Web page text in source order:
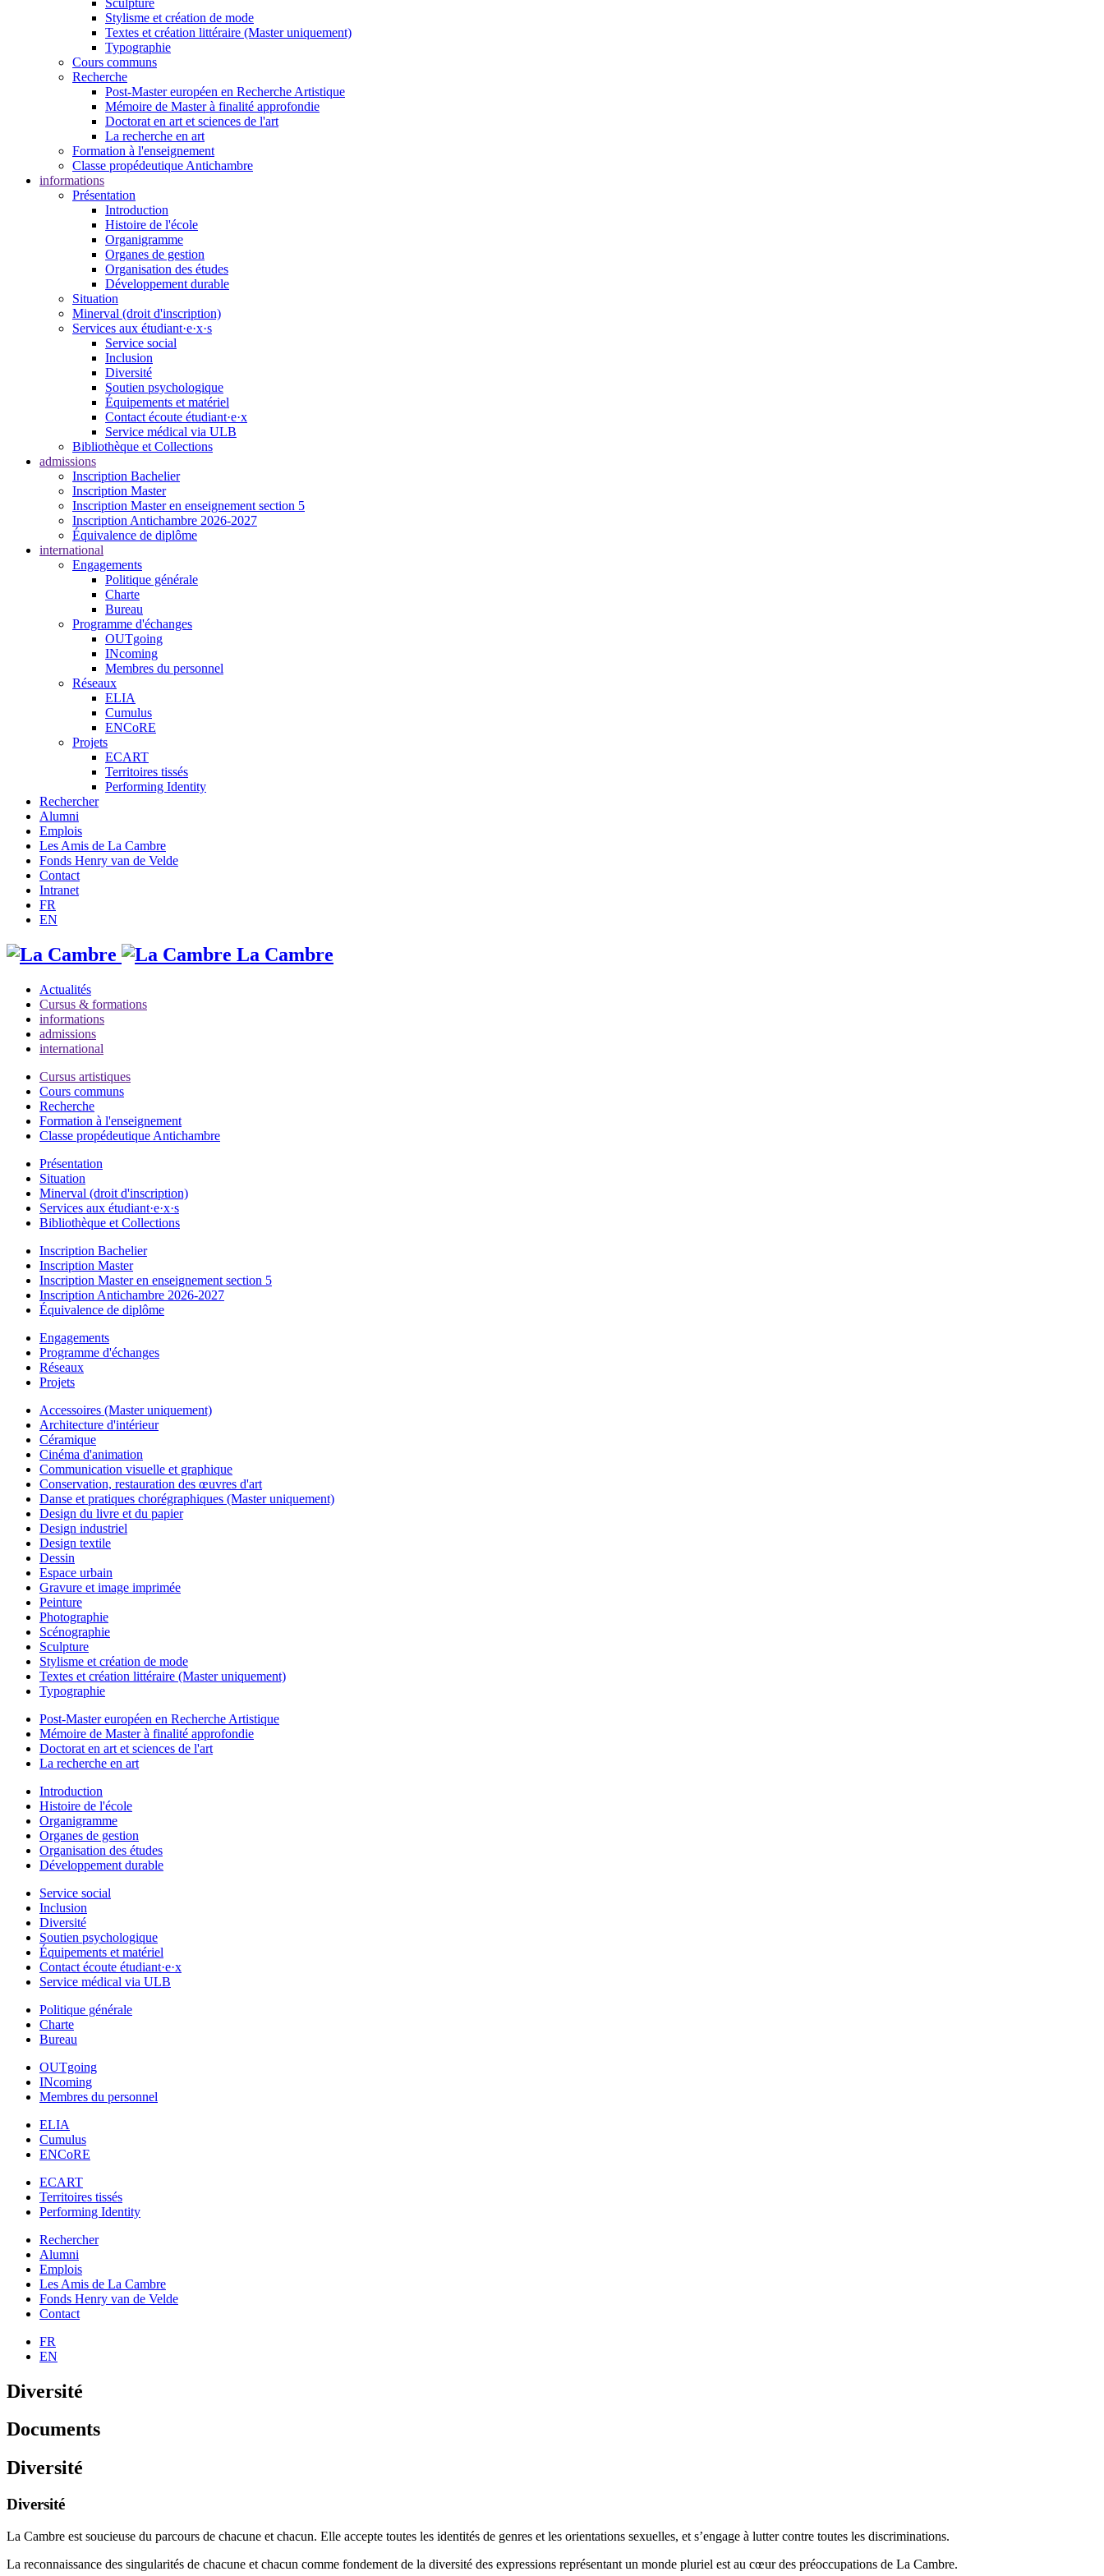
Stylisme et création de mode
Textes et création littéraire (Master uniquement)
Typographie
Cours communs
Recherche
Post-Master européen en Recherche Artistique
Mémoire de Master à finalité approfondie
Doctorat en art et sciences de l'art
La recherche en art
Formation à l'enseignement
Classe propédeutique Antichambre
informations
Présentation
Introduction
Histoire de l'école
Organigramme
Organes de gestion
Organisation des études
Développement durable
Situation
Minerval (droit d'inscription)
Services aux étudiant·e·x·s
Service social
Inclusion
Diversité
Soutien psychologique
Équipements et matériel
Contact écoute étudiant·e·x
Service médical via ULB
Bibliothèque et Collections
admissions
Inscription Bachelier
Inscription Master
Inscription Master en enseignement section 5
Inscription Antichambre 2026-2027
Équivalence de diplôme
international
Engagements
Politique générale
Charte
Bureau
Programme d'échanges
OUTgoing
INcoming
Membres du personnel
Réseaux
ELIA
Cumulus
ENCoRE
Projets
ECART
Territoires tissés
Performing Identity
Rechercher
Alumni
Emplois
Les Amis de La Cambre
Fonds Henry van de Velde
Contact
Intranet
FR
EN
La Cambre
Actualités
Cursus & formations
informations
admissions
international
Cursus artistiques
Cours communs
Recherche
Formation à l'enseignement
Classe propédeutique Antichambre
Présentation
Situation
Minerval (droit d'inscription)
Services aux étudiant·e·x·s
Bibliothèque et Collections
Inscription Bachelier
Inscription Master
Inscription Master en enseignement section 5
Inscription Antichambre 2026-2027
Équivalence de diplôme
Engagements
Programme d'échanges
Réseaux
Projets
Accessoires (Master uniquement)
Architecture d'intérieur
Céramique
Cinéma d'animation
Communication visuelle et graphique
Conservation, restauration des œuvres d'art
Danse et pratiques chorégraphiques (Master uniquement)
Design du livre et du papier
Design industriel
Design textile
Dessin
Espace urbain
Gravure et image imprimée
Peinture
Photographie
Scénographie
Sculpture
Stylisme et création de mode
Textes et création littéraire (Master uniquement)
Typographie
Post-Master européen en Recherche Artistique
Mémoire de Master à finalité approfondie
Doctorat en art et sciences de l'art
La recherche en art
Introduction
Histoire de l'école
Organigramme
Organes de gestion
Organisation des études
Développement durable
Service social
Inclusion
Diversité
Soutien psychologique
Équipements et matériel
Contact écoute étudiant·e·x
Service médical via ULB
Politique générale
Charte
Bureau
OUTgoing
INcoming
Membres du personnel
ELIA
Cumulus
ENCoRE
ECART
Territoires tissés
Performing Identity
Rechercher
Alumni
Emplois
Les Amis de La Cambre
Fonds Henry van de Velde
Contact
FR
EN
Diversité
Documents
Diversité
Diversité
La Cambre est soucieuse du parcours de chacune et chacun. Elle accepte toutes les identités de genres et les orientations sexuelles, et s’engage à lutter contre toutes les discriminations.
La reconnaissance des singularités de chacune et chacun comme fondement de la diversité des expressions représentant un monde pluriel est au cœur des préoccupations de La Cambre.